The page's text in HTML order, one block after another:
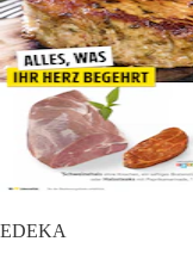
EDEKA